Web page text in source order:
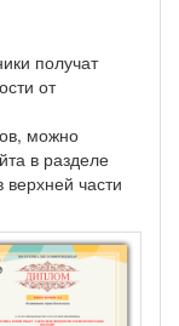
получат
от
можно
в разделе
верхней части